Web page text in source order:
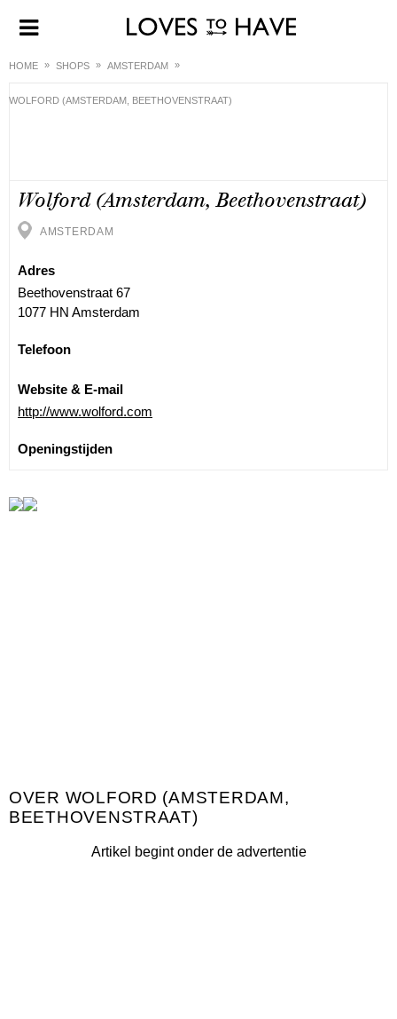
HOME SHOPS AMSTERDAM
WOLFORD (AMSTERDAM, BEETHOVENSTRAAT)
Wolford (Amsterdam, Beethovenstraat)
AMSTERDAM
Adres
Beethovenstraat 67
1077 HN Amsterdam
Telefoon
Website & E-mail
http://www.wolford.com
Openingstijden
WOLFORD (AMSTERDAM,
BEETHOVENSTRAAT)
Artikel begint onder de advertentie